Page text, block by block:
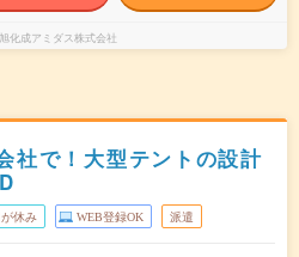
旭化成アミダス株式会社
社で！大型テントの設計
休み WEB登録OK 派遣